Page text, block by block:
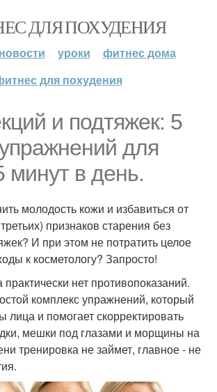
ДЛЯ ПОХУДЕНИЯ
новости уроки
фитнес дома
для похудения
и подтяжек: 5
для
минут в день.
молодость кожи и избавиться от
признаков старения без
И при этом не потратить целое
к косметологу? Запросто!
нет противопоказаний.
комплекс упражнений, который
и помогает скорректировать
мешки под глазами и морщины на
тренировка не займет, главное - не